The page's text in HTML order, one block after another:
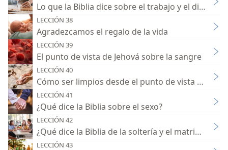
Lo que la Biblia dice sobre el trabajo y el dinero
LECCIÓN 38
Agradezcamos el regalo de la vida
LECCIÓN 39
El punto de vista de Jehová sobre la sangre
LECCIÓN 40
Cómo ser limpios desde el punto de vista de Dios
LECCIÓN 41
¿Qué dice la Biblia sobre el sexo?
LECCIÓN 42
¿Qué dice la Biblia de la soltería y el matrimonio?
LECCIÓN 43